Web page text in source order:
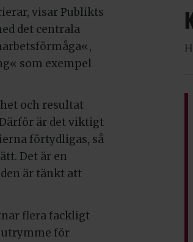
visar Publikts
det centrala
som exempel
och resultat
är det viktigt
förtydligas, så
Det är en
är tänkt att
flera fackligt
utrymme för